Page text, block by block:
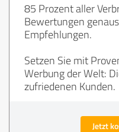
85 Prozent aller
Bewertungen
Empfehlungen.
Setzen Sie mit
Werbung der Welt:
zufriedenen Kunden.
Jetzt